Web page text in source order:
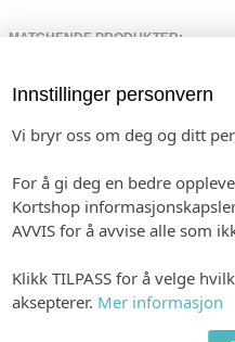
MATCHENDE PRODUKTER:
ETIKETTER VIELSEPROGRAM
GJESTEBOK
Innstillinger personvern
Vi bryr oss om deg og ditt
For å gi deg en bedre
Kortshop
AVVIS for å avvise alle som
Klikk TILPASS for å velge
aksepterer. Mer informasjon